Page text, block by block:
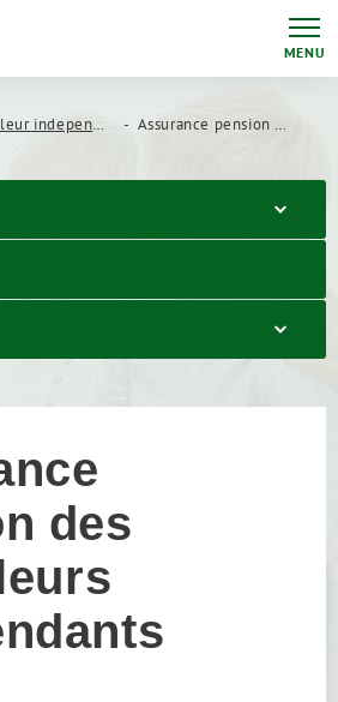
MENU
independant Assurance pension des travailleurs indépendants
des